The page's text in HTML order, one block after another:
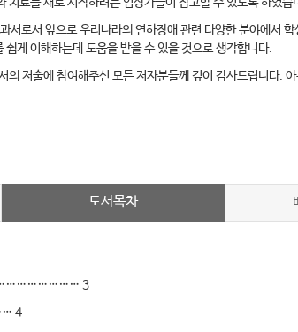
치료를 새로 시작하려는 임상가들이 참고할 수 있도록 하였습
서로서 앞으로 우리나라의 연하장애 관련 다양한 분야에
게 이해하는데 도움을 받을 수 있을 것으로 생각합니다.
의 저술에 참여해주신 모든 저자분들께 깊이 감사드립니다.
도서목차
3
4